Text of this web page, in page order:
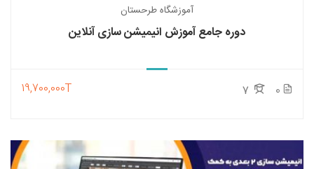
آموزشگاه طرحستان
دوره جامع آموزش انیمیشن سازی آنلاین
0
19,700,000T